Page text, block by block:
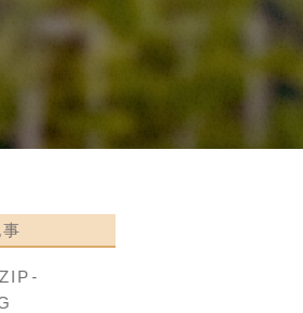
のいろは」